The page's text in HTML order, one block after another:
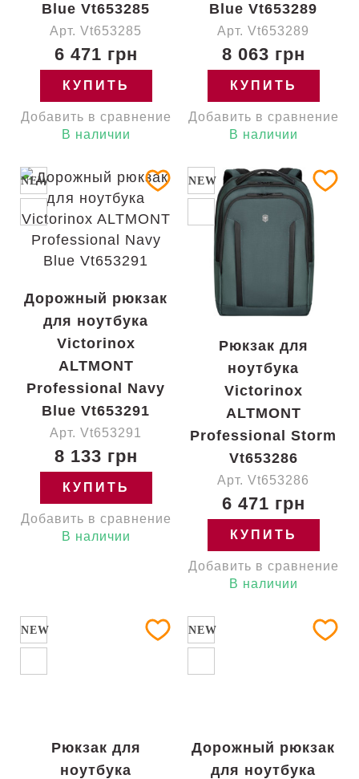
Blue Vt653285
Арт. Vt653285
6 471 грн
КУПИТЬ
Добавить в сравнение
В наличии
Blue Vt653289
Арт. Vt653289
8 063 грн
КУПИТЬ
Добавить в сравнение
В наличии
NEW
Дорожный рюкзак
для ноутбука
Victorinox
ALTMONT
Professional Navy
Blue Vt653291
Арт. Vt653291
8 133 грн
КУПИТЬ
Добавить в сравнение
В наличии
NEW
Рюкзак для
ноутбука
Victorinox
ALTMONT
Professional Storm
Vt653286
Арт. Vt653286
6 471 грн
КУПИТЬ
Добавить в сравнение
В наличии
NEW
Рюкзак для
ноутбука
NEW
Дорожный рюкзак
для ноутбука